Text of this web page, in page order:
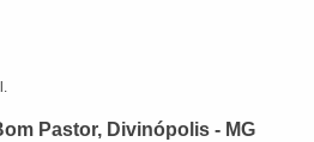
Pastor, Divinópolis - MG